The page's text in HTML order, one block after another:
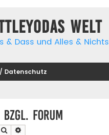
Welt
& Dass und Alles & Nichts
Datenschutz
bzgl. Forum
Suche